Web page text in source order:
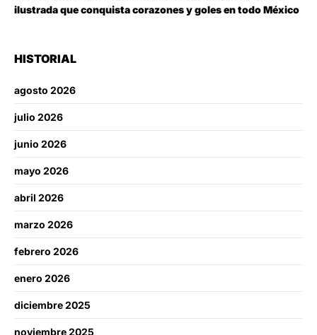
ilustrada que conquista corazones y goles en todo México
HISTORIAL
agosto 2026
julio 2026
junio 2026
mayo 2026
abril 2026
marzo 2026
febrero 2026
enero 2026
diciembre 2025
noviembre 2025